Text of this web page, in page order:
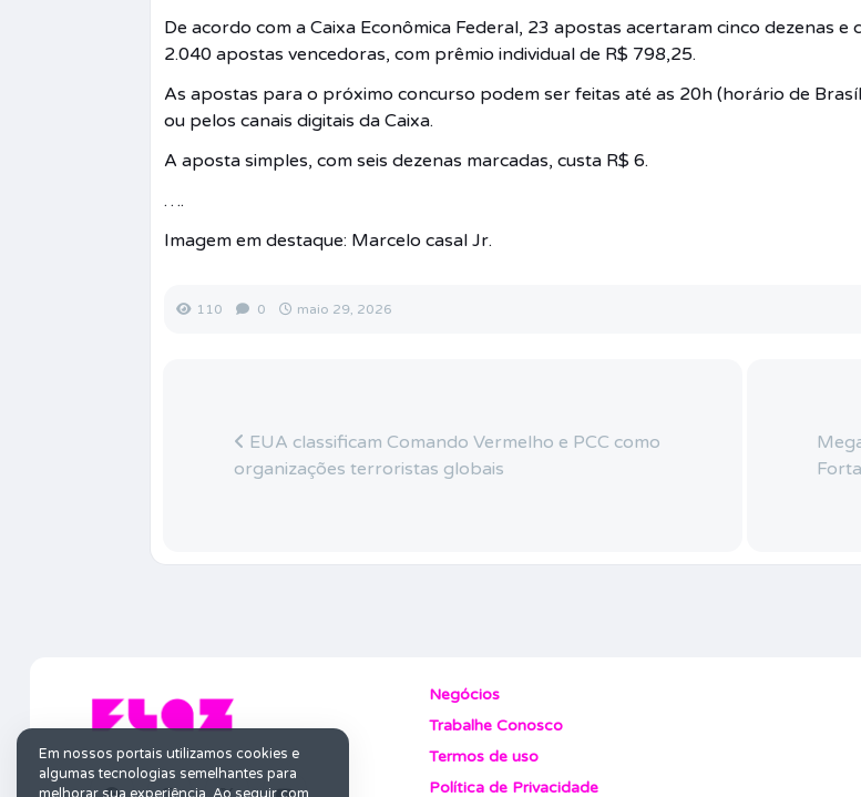
De acordo com a Caixa Econômica Federal, 23 apostas acertaram cinco dezenas
2.040 apostas vencedoras, com prêmio individual de R$ 798,25.
As apostas para o próximo concurso podem ser feitas até as 20h (horário de
ou pelos canais digitais da Caixa.
A aposta simples, com seis dezenas marcadas, custa R$ 6.
….
Imagem em destaque: Marcelo casal Jr.
110 0 maio 29, 2026
EUA classificam Comando Vermelho e PCC como
organizações terroristas globais
Negócios
Trabalhe Conosco
Termos de uso
Política de Privacidade
Em nossos portais utilizamos cookies e
algumas tecnologias semelhantes para